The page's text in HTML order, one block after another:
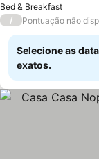
Bed & Breakfast
/ Pontuação não
Selecione as
exatos.